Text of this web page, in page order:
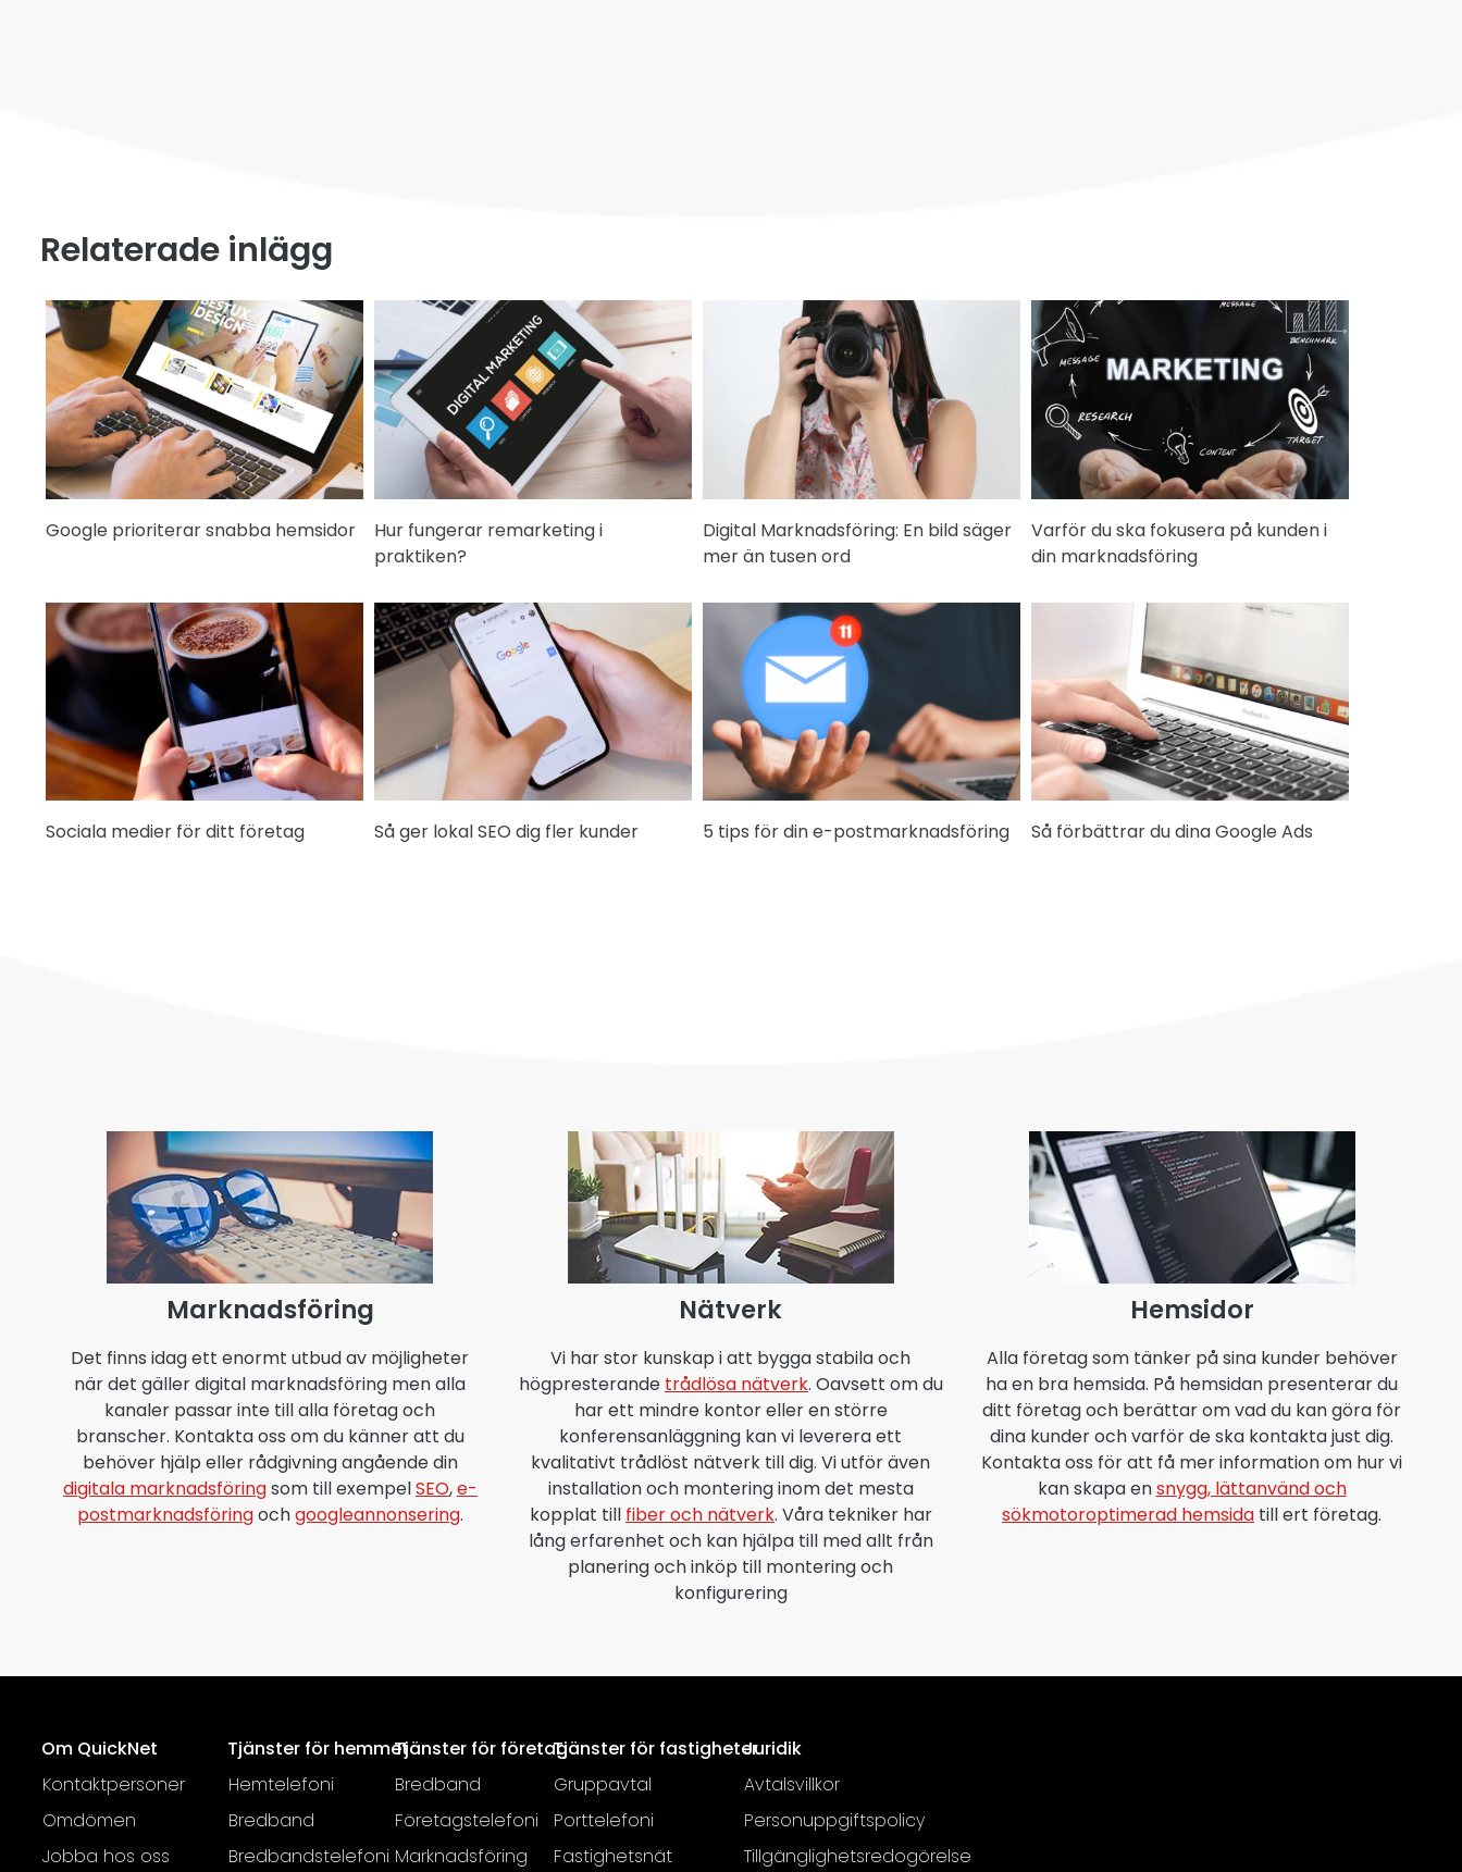
Relaterade inlägg
Google prioriterar snabba hemsidor
Hur fungerar remarketing i
praktiken?
Digital Marknadsföring: En bild säger
mer än tusen ord
Varför du ska fokusera på kunden i
din marknadsföring
Sociala medier för ditt företag Så ger lokal SEO dig fler kunder 5 tips för din e-postmarknadsföring Så förbättrar du dina Google Ads
Marknadsföring
Det finns idag ett enormt utbud av möjligheter
när det gäller digital marknadsföring men alla
kanaler passar inte till alla företag och
branscher. Kontakta oss om du känner att du
behöver hjälp eller rådgivning angående din
digitala marknadsföringsom till exempelSEO,e-
postmarknadsföringochgoogleannonsering.
Nätverk
Vi har stor kunskap i att bygga stabila och
högpresterande trådlösa nätverk. Oavsett om du
har ett mindre kontor eller en större
konferensanläggning kan vi leverera ett
kvalitativt trådlöst nätverk till dig. Vi utför även
installation och montering inom det mesta
kopplat till fiber och nätverk. Våra tekniker har
lång erfarenhet och kan hjälpa till med allt från
planering och inköp till montering och
konfigurering
Hemsidor
Alla företag som tänker på sina kunder behöver
ha en bra hemsida. På hemsidan presenterar du
ditt företag och berättar om vad du kan göra för
dina kunder och varför de ska kontakta just dig.
Kontakta oss för att få mer information om hur vi
kan skapa ensnygg, lättanvänd och
sökmotoroptimerad hemsida till ert företag.
Om QuickNet
Kontaktpersoner
Omdömen
Jobba hos oss
Tjänster för hemmet
Hemtelefoni
Bredband
Bredbandstelefoni
Tjänster för företag
Bredband
Företagstelefoni
Marknadsföring
Tjänster för fastigheter
Gruppavtal
Porttelefoni
Fastighetsnät
Juridik
Avtalsvillkor
Personuppgiftspolicy
Tillgänglighetsredogörelse